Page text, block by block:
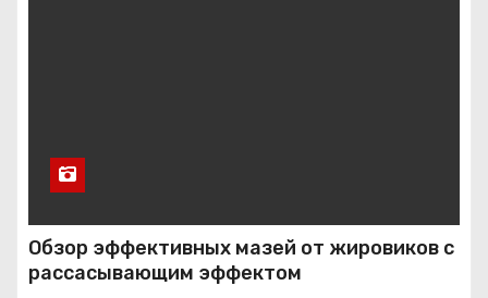
Обзор эффективных мазей от жировиков с
рассасывающим эффектом